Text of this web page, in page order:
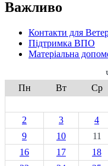
Важливо
Контакти для
Підтримка ВПО
Матеріальна
Пн
Вт Ср
2
3 4
9
10 11
16
17 18